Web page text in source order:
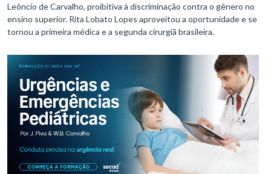
Leôncio de Carvalho, proibitiva à discriminação contra o gênero no
ensino superior. Rita Lobato Lopes aproveitou a oportunidade e se
tornou a primeira médica e a segunda cirurgiã brasileira.